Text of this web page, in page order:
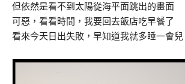
但依然是看不到太陽從海平面跳出的畫面
可惡，看看時間，我要回去飯店吃早餐了
看來今天日出失敗，早知道我就多睡一會兒